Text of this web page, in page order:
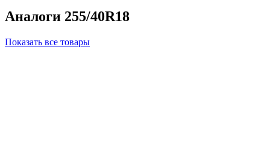
Аналоги 255/40R18
Показать все товары